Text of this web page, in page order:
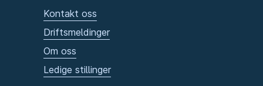
Kontakt oss
Driftsmeldinger
Om oss
Ledige stillinger